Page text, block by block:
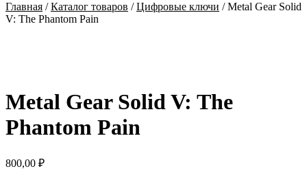
Главная /Каталог товаров /Цифровые ключи /Metal Gear Solid
V: The Phantom Pain
Metal Gear Solid V: The
Phantom Pain
800,00 ₽